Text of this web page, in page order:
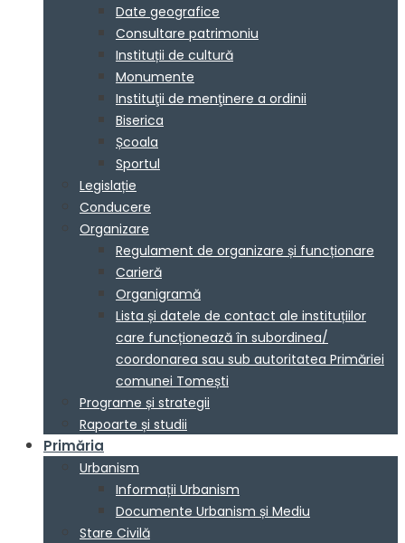
Date geografice
Consultare patrimoniu
Instituții de cultură
Monumente
Instituţii de menţinere a ordinii
Biserica
Școala
Sportul
Legislație
Conducere
Organizare
Regulament de organizare și funcționare
Carieră
Organigramă
Lista și datele de contact ale instituțiilor
care funcționează în subordinea/
coordonarea sau sub autoritatea Primăriei
comunei Tomești
Programe și strategii
Rapoarte și studii
Primăria
Urbanism
Informații Urbanism
Documente Urbanism și Mediu
Stare Civilă